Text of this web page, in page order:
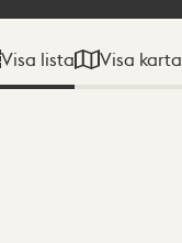
Visa lista Visa karta